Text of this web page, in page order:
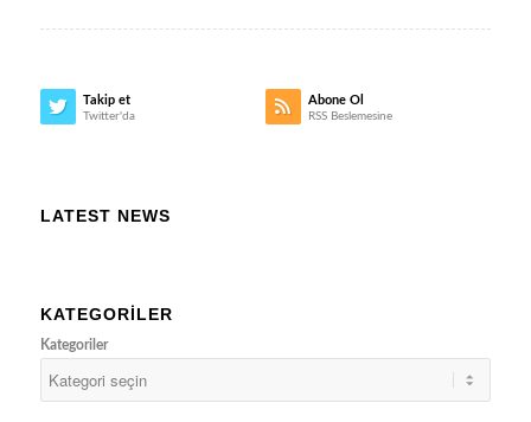
Takip et
Twitter'da
Abone Ol
RSS Beslemesine
LATEST NEWS
KATEGORILER
Kategoriler